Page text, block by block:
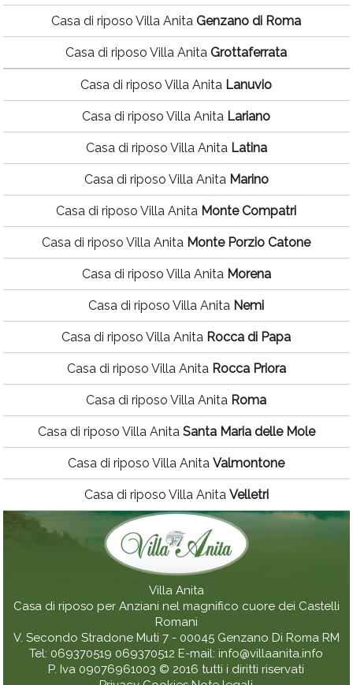
Casa di riposo Villa AnitaGenzano di Roma
Casa di riposo Villa AnitaGrottaferrata
Casa di riposo Villa Anita Lanuvio
Casa di riposo Villa Anita Lariano
Casa di riposo Villa Anita Latina
Casa di riposo Villa Anita Marino
Casa di riposo Villa Anita Monte Compatri
Casa di riposo Villa Anita Monte Porzio Catone
Casa di riposo Villa Anita Morena
Casa di riposo Villa Anita Nemi
Casa di riposo Villa Anita Rocca di Papa
Casa di riposo Villa Anita Rocca Priora
Casa di riposo Villa Anita Roma
Casa di riposo Villa Anita Santa Maria delle Mole
Casa di riposo Villa AnitaValmontone
Casa di riposo Villa Anita Velletri
Villa Anita
Casa di riposo per Anziani nel magnifico cuore dei Castelli
Romani
V. Secondo Stradone Muti 7 - 00045 Genzano Di Roma RM
Tel: 069370519 069370512 E-mail: info@villaanita.info
P. Iva 09076961003 © 2016 tutti i diritti riservati